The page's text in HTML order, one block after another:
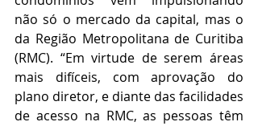
não só o mercado da capital, mas o
da Região Metropolitana de Curitiba
(RMC). “Em virtude de serem áreas
mais difíceis, com aprovação do
plano diretor, e diante das facilidades
de acesso na RMC, as pessoas têm